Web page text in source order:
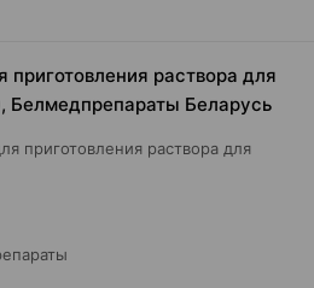
приготовления раствора для
Белмедпрепараты Беларусь
приготовления раствора для